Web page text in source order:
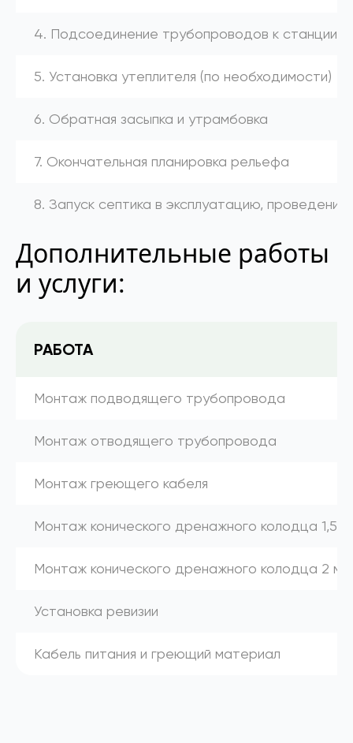
4. Подсоединение трубопроводов к станции
5. Установка утеплителя (по необходимости)
6. Обратная засыпка и утрамбовка
7. Окончательная планировка рельефа
8. Запуск септика в эксплуатацию,
Дополнительные работы
и услуги:
РАБОТА
Монтаж подводящего трубопровода
Монтаж отводящего трубопровода
Монтаж греющего кабеля
Монтаж конического дренажного колодца 1,5 м
Монтаж конического дренажного колодца 2 м
Установка ревизии
Кабель питания и греющий материал